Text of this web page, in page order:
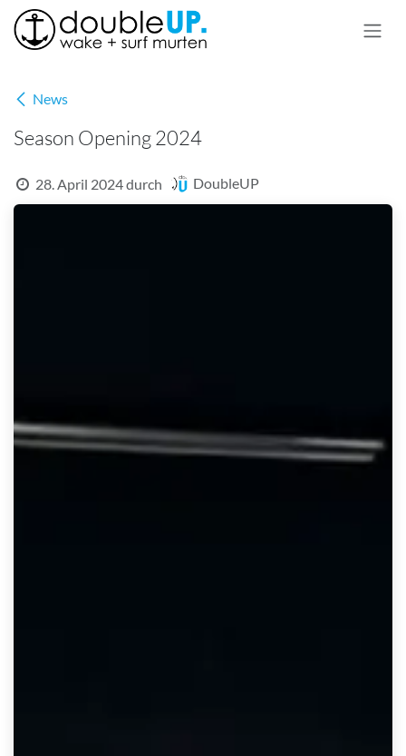
Zum Inhalt springen
News
Season Opening 2024
28. April 2024durch DoubleUP